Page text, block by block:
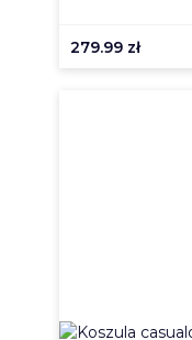
279.99 zł